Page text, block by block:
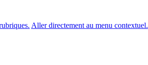
Aller directement au menu contextuel.